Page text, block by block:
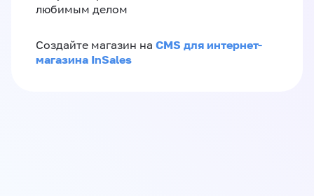
любимым делом
Создайте магазин на CMS для интернет-
магазина InSales